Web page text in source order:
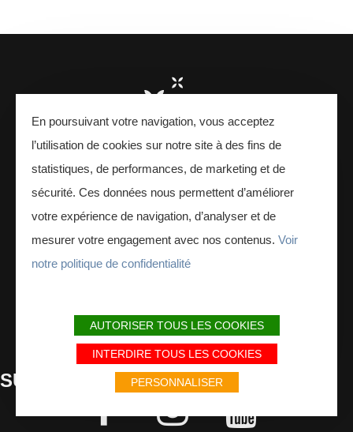
Interreg - Ardenne
CONTACTEZ-NOUS
SUIVEZ
En poursuivant votre navigation, vous acceptez
l’utilisation de cookies sur notre site à des fins de
statistiques, de performances, de marketing et de
sécurité. Ces données nous permettent d’améliorer
votre expérience de navigation, d’analyser et de
mesurer votre engagement avec nos contenus. Voir
notre politique de confidentialité
AUTORISER TOUS LES COOKIES
INTERDIRE TOUS LES COOKIES
PERSONNALISER